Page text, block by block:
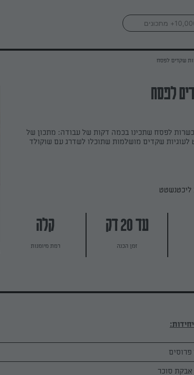
שקדים לפסח
לפסח
לפסח שתכינו בכמה דקות של עבודה: מתכון של
שקדים מושלמות שתוכלו לשדרג עם שוקולד
עד 20 דק
זמן הכנה
קלה
רמת מיומנות